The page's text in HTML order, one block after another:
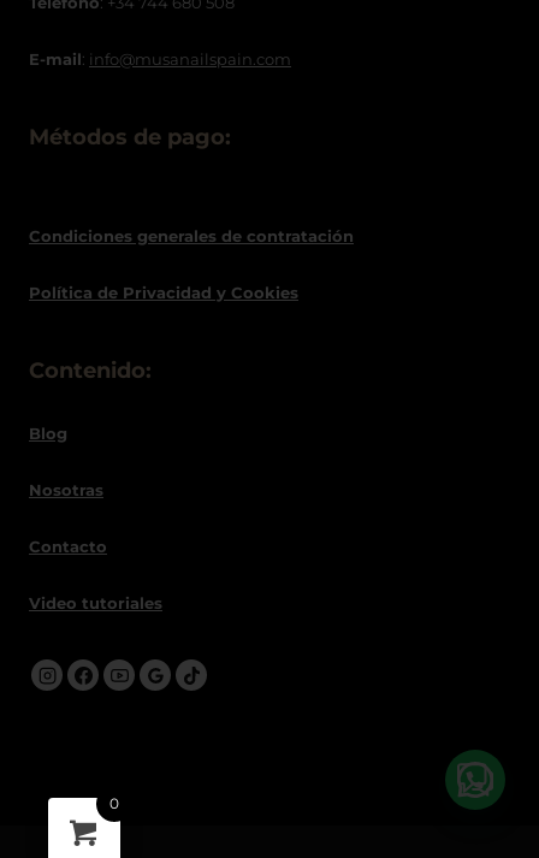
E-mail: info@musanailspain.com
Métodos de pago:
Condiciones generales de contratación
Política de Privacidad y Cookies
Contenido:
Blog
Nosotras
Contacto
Video tutoriales
0